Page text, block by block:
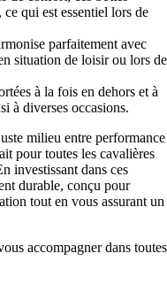
qui est essentiel lors de
parfaitement avec
situation de loisir ou lors de
à la fois en dehors et à
à diverses occasions.
milieu entre performance
pour toutes les cavalières
investissant dans ces
durable, conçu pour
tout en vous assurant un
accompagner dans toutes